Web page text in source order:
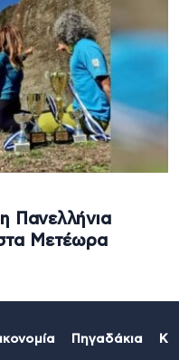
Πανελλήνια
Μετέωρα
Πηγαδάκια